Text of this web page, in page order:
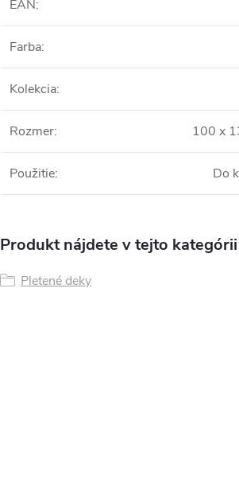
EAN:
Farba:
Kolekcia:
Rozmer: 100 x
Použitie: Do
Produkt nájdete v tejto kategórii
Pletené deky